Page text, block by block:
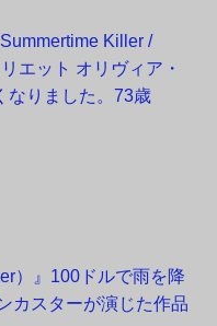
Killer /
エット オリヴィア・
なりました。73歳
）』100ドルで雨を降
カスターが演じた作品